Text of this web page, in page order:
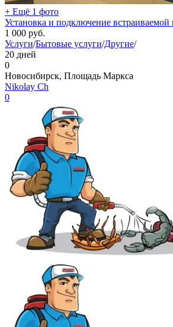
+ Ещё 1 фото
Установка и подключение
1 000 руб.
Услуги/Бытовые услуги/Другие/
20 дней
0
Новосибирск, Площадь Маркса
Nikolay Ch
0